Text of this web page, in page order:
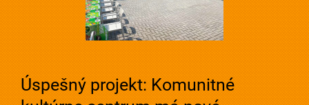
Úspešný projekt: Komunitné